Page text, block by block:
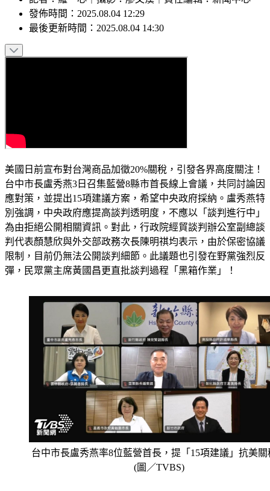
發佈時間： 2025.08.04 12:29
最後更新時間： 2025.08.04 14:30
美國日前宣布對台灣商品加徵20%關稅，引發各界高度關注！
台中市長盧秀燕3日召集藍營8縣市首長線上會議，共同討論因
應對策，並提出15項建議方案，希望中央政府採納。盧秀燕特
別強調，中央政府應提高談判透明度，不應以「談判進行中」
為由拒絕公開相關資訊。對此，行政院經貿談判辦公室副總談
判代表顏慧欣與外交部政務次長陳明祺均表示，由於保密協議
限制，目前仍無法公開談判細節。此議題也引發在野黨強烈反
彈，民眾黨主席黃國昌更直批談判過程「黑箱作業」！
台中市長盧秀燕率8位藍營首長，提「15項建議」抗美關
(圖／TVBS)